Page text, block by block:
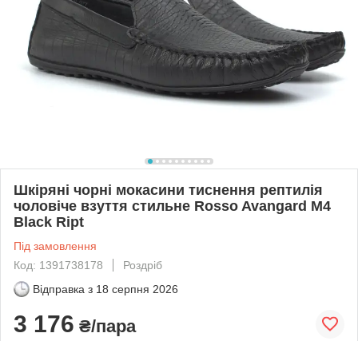
Шкіряні чорні мокасини тиснення рептилія
чоловіче взуття стильне Rosso Avangard M4
Black Ript
Під замовлення
Код: 1391738178
Роздріб
Відправка з 18 серпня 2026
3 176 ₴/пара